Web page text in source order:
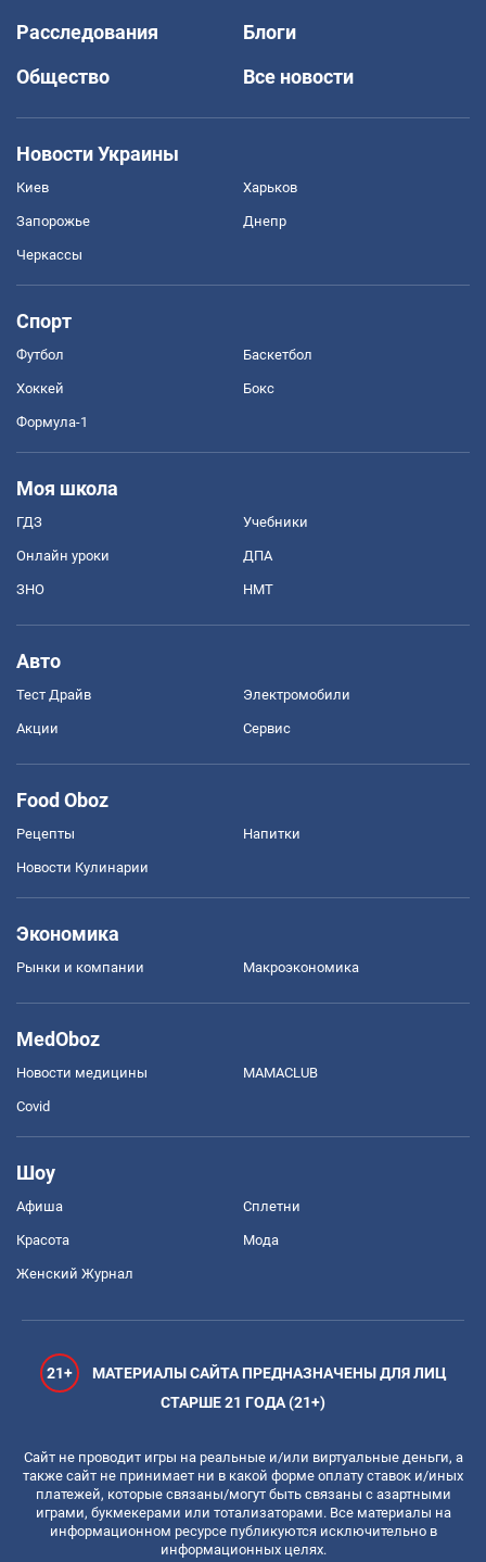
Расследования
Блоги
Общество
Все новости
Новости Украины
Киев Харьков
Запорожье Днепр
Черкассы
Спорт
Футбол Баскетбол
Хоккей Бокс
Формула-1
Моя школа
ГДЗ Учебники
Онлайн уроки ДПА
ЗНО НМТ
Авто
Тест Драйв Электромобили
Акции Сервис
Food Oboz
Рецепты Напитки
Новости Кулинарии
Экономика
Рынки и компании Mакроэкономика
MedOboz
Новости медицины MAMACLUB
Covid
Шоу
Афиша Сплетни
Красота Мода
Женский Журнал
21+
МАТЕРИАЛЫ САЙТА ПРЕДНАЗНАЧЕНЫ ДЛЯ ЛИЦ
СТАРШЕ 21 ГОДА (21+)
Сайт не проводит игры на реальные и/или виртуальные деньги, а
также сайт не принимает ни в какой форме оплату ставок и/иных
платежей, которые связаны/могут быть связаны с азартными
играми, букмекерами или тотализаторами. Все материалы на
информационном ресурсе публикуются исключительно в
информационных целях.